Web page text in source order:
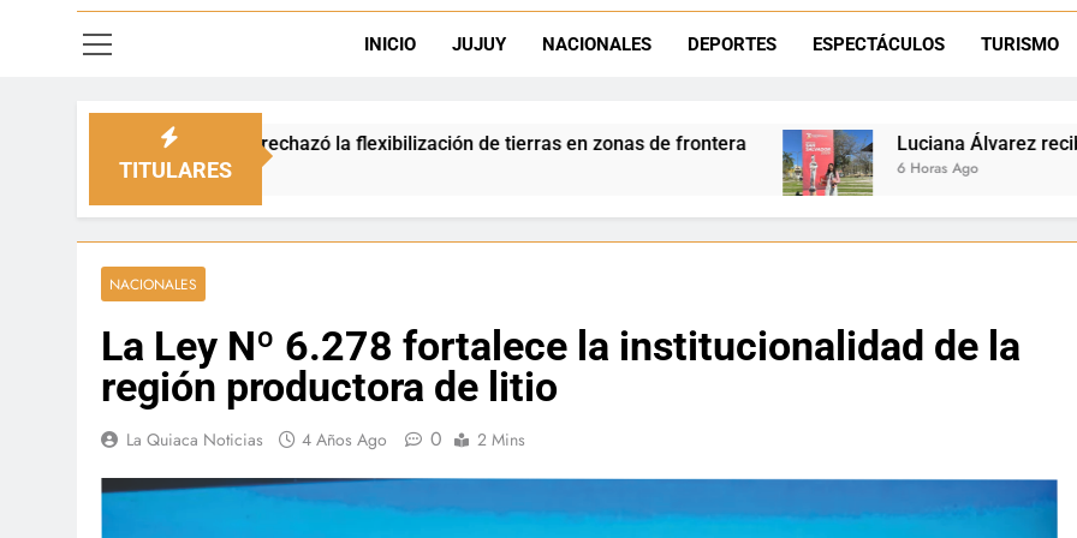
Día del Niño en La Quiaca: el municipio prepara una gran
INICIO JUJUY NACIONALES DEPORTES ESPECTÁCULOS TURISMO
TITULARES
rechazó la flexibilización de tierras en zonas de frontera Luciana Álvarez recibió el Premio San
NACIONALES
La Ley Nº 6.278 fortalece la institucionalidad de la
región productora de litio
La Quiaca Noticias 4 Años Ago 0 2 Mins